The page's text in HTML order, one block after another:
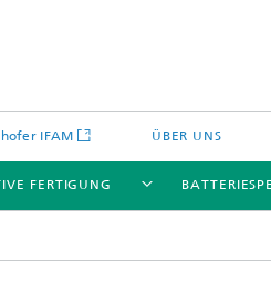
IFAM ÜBER UNS
FERTIGUNG